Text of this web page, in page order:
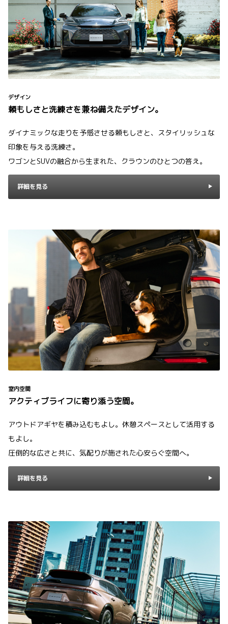
デザイン
頼もしさと洗練さを兼ね備えたデザイン。
ダイナミックな走りを予感させる頼もしさと、スタイリッシュな
印象を与える洗練さ。
ワゴンとSUVの融合から生まれた、クラウンのひとつの答え。
詳細を見る
室内空間
アクティブライフに寄り添う空間。
アウトドアギヤを積み込むもよし。休憩スペースとして活用する
もよし。
圧倒的な広さと共に、気配りが施された心安らぐ空間へ。
詳細を見る